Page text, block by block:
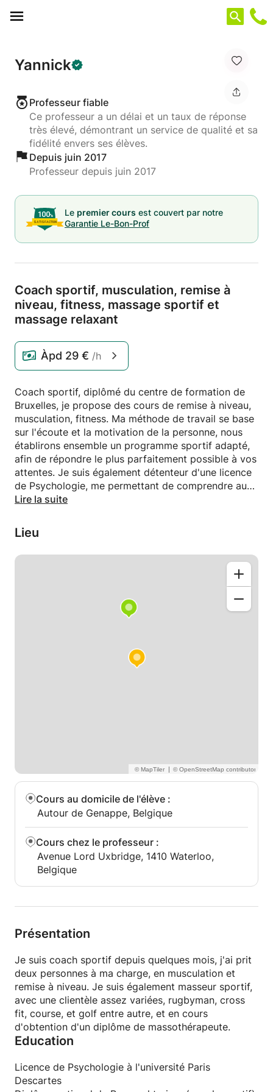
Yannick
Professeur fiable
Ce professeur a un délai et un taux de réponse
très élevé, démontrant un service de qualité et sa
fidélité envers ses élèves.
Depuis juin 2017
Professeur depuis juin 2017
Le premier cours est couvert par notre
Garantie Le-Bon-Prof
Coach sportif, musculation, remise à
niveau, fitness, massage sportif et
massage relaxant
Àpd 29 € /h
Coach sportif, diplômé du centre de formation de
Bruxelles, je propose des cours de remise à niveau,
musculation, fitness. Ma méthode de travail se base
sur l'écoute et la motivation de la personne, nous
établirons ensemble un programme sportif adapté,
afin de répondre le plus parfaitement possible à vos
attentes. Je suis également détenteur d'une licence
de Psychologie, me permettant de comprendre aux
mieux vos attentes, et vous motiver mentalement.
important pour la récupération des muscles après
l'effort!
Lire la suite
Lieu
|
Cours au domicile de l'élève :
Autour de Genappe, Belgique
Cours chez le professeur :
Avenue Lord Uxbridge, 1410 Waterloo,
Belgique
Présentation
Je suis coach sportif depuis quelques mois, j'ai prit
deux personnes à ma charge, en musculation et
remise à niveau. Je suis également masseur sportif,
avec une clientèle assez variées, rugbyman, cross
fit, course, et golf entre autre, et en cours
d'obtention d'un diplôme de massothérapeute.
Education
Licence de Psychologie à l'université Paris
Descartes